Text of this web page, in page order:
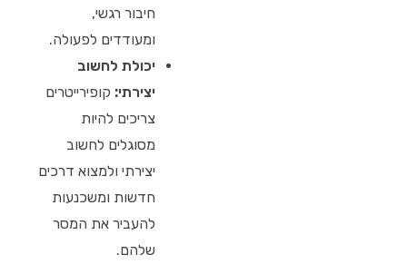
חיבור רגשי,
ומעודדים לפעולה.
יכולת לחשוב
יצירתי: קופירייטרים
צריכים להיות
מסוגלים לחשוב
יצירתי ולמצוא דרכים
חדשות ומשכנעות
להעביר את המסר
שלהם.